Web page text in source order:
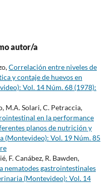
autor/a
Correlación entre niveles de
y contaje de huevos en
Vol. 14 Núm. 68 (1978):
M.A. Solari, C. Petraccia,
en la performance
planos de nutrición y
(Montevideo): Vol. 19 Núm. 85
F. Canábez, R. Bawden,
nematodes gastrointestinales
(Montevideo): Vol. 14